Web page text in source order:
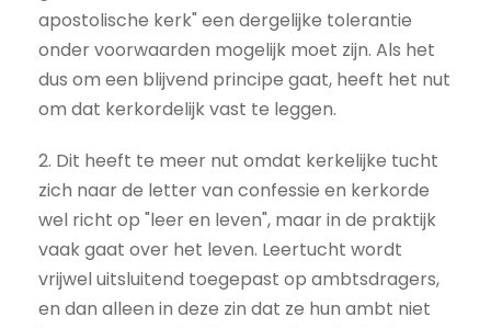
apostolische kerk" een dergelijke tolerantie
onder voorwaarden mogelijk moet zijn. Als het
dus om een blijvend principe gaat, heeft het nut
om dat kerkordelijk vast te leggen.
2. Dit heeft te meer nut omdat kerkelijke tucht
zich naar de letter van confessie en kerkorde
wel richt op "leer en leven", maar in de praktijk
vaak gaat over het leven. Leertucht wordt
vrijwel uitsluitend toegepast op ambtsdragers,
en dan alleen in deze zin dat ze hun ambt niet